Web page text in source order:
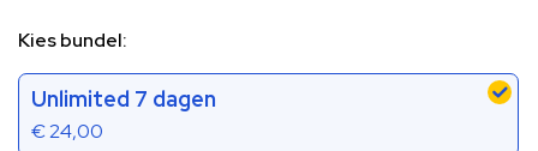
Kies bundel:
Unlimited 7 dagen
€24,00